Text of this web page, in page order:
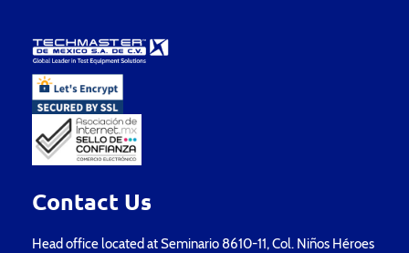
Contact Us
Head office located at Seminario 8610-11, Col. Niños Héroes